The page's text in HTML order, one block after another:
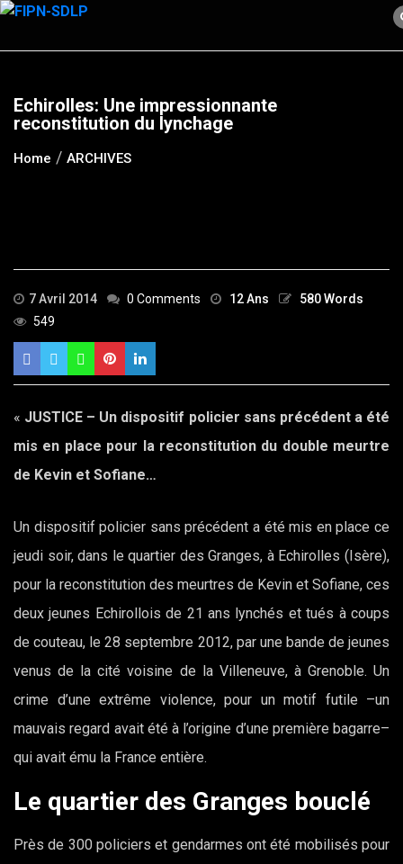
Skip
content
Echirolles: Une impressionnante
reconstitution du lynchage
Home ARCHIVES
7 Avril 2014 0 Comments 12 Ans
580 Words
549
« JUSTICE – Un dispositif policier sans précédent a été
mis en place pour la reconstitution du double meurtre
de Kevin et Sofiane…
Un dispositif policier sans précédent a été mis en place ce
jeudi soir, dans le quartier des Granges, à Echirolles (Isère),
pour la reconstitution des meurtres de Kevin et Sofiane, ces
deux jeunes Echirollois de 21 ans lynchés et tués à coups
de couteau, le 28 septembre 2012, par une bande de jeunes
venus de la cité voisine de la Villeneuve, à Grenoble. Un
crime d’une extrême violence, pour un motif futile –un
mauvais regard avait été à l’origine d’une première bagarre–
qui avait ému la France entière.
Le quartier des Granges bouclé
Près de 300 policiers et gendarmes ont été mobilisés pour